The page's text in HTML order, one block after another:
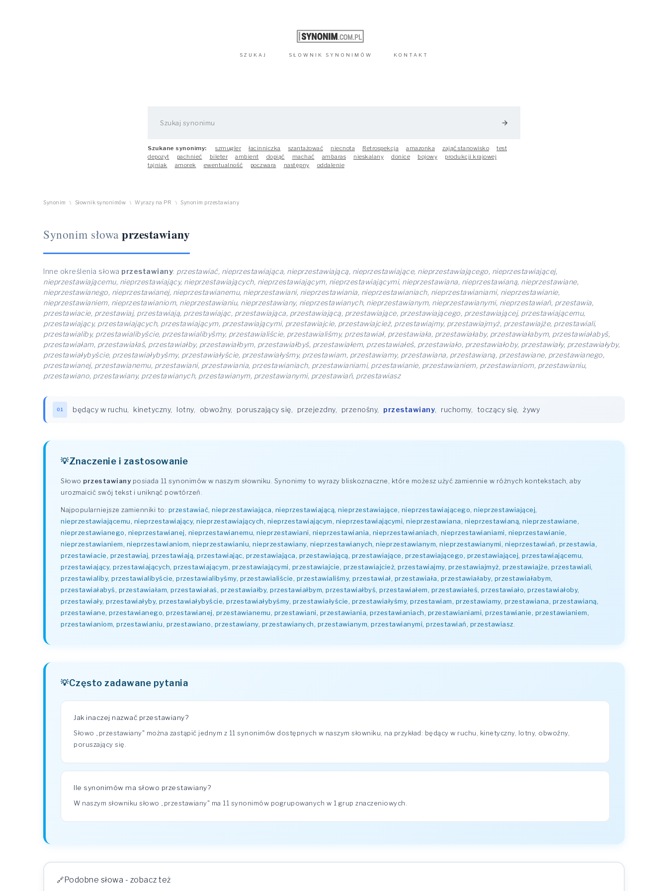
SZUKAJ SŁOWNIK SYNONIMÓW KONTAKT
arrow_forward
Szukane synonimy: szmugler łacinniczka szantażować niecnota Retrospekcja amazonka zająć stanowisko
test
depozyt
pachnieć bileter ambient dopiąć machać ambaras nieskalany donice bojowy
produkcji krajowej
tajniak
amorek ewentualność poczwara następny oddalenie
Synonim \ Słownik synonimów \ Wyrazy na PR \ Synonim przestawiany
Synonim słowa przestawiany
Inne określenia słowa przestawiany: przestawiać, nieprzestawiająca, nieprzestawiającą, nieprzestawiające, nieprzestawiającego, nieprzestawiającej,
nieprzestawiającemu, nieprzestawiający, nieprzestawiających, nieprzestawiającym, nieprzestawiającymi, nieprzestawiana, nieprzestawianą, nieprzestawiane,
nieprzestawianego, nieprzestawianej, nieprzestawianemu, nieprzestawiani, nieprzestawiania, nieprzestawianiach, nieprzestawianiami, nieprzestawianie,
nieprzestawianiem, nieprzestawianiom, nieprzestawianiu, nieprzestawiany, nieprzestawianych, nieprzestawianym, nieprzestawianymi, nieprzestawiań, przestawia,
przestawiacie, przestawiaj, przestawiają, przestawiając, przestawiająca, przestawiającą, przestawiające, przestawiającego, przestawiającej, przestawiającemu,
przestawiający, przestawiających, przestawiającym, przestawiającymi, przestawiajcie, przestawiajcież, przestawiajmy, przestawiajmyż, przestawiajże, przestawiali,
przestawialiby, przestawialibyście, przestawialibyśmy, przestawialiście, przestawialiśmy, przestawiał, przestawiała, przestawiałaby, przestawiałabym, przestawiałabyś,
przestawiałam, przestawiałaś, przestawiałby, przestawiałbym, przestawiałbyś, przestawiałem, przestawiałeś, przestawiało, przestawiałoby, przestawiały, przestawiałyby,
przestawiałybyście, przestawiałybyśmy, przestawiałyście, przestawiałyśmy, przestawiam, przestawiamy, przestawiana, przestawianą, przestawiane, przestawianego,
przestawianej, przestawianemu, przestawiani, przestawiania, przestawianiach, przestawianiami, przestawianie, przestawianiem, przestawianiom, przestawianiu,
przestawiano, przestawiany, przestawianych, przestawianym, przestawianymi, przestawiań, przestawiasz
01 będący w ruchu, kinetyczny, lotny, obwoźny, poruszający się, przejezdny, przenośny, przestawiany, ruchomy, toczący się, żywy
Znaczenie i zastosowanie
Słowo przestawianyposiada 11 synonimów w naszym słowniku. Synonimy to wyrazy bliskoznaczne, które możesz użyć zamiennie w różnych kontekstach, aby
urozmaicić swój tekst i uniknąć powtórzeń.
Najpopularniejsze zamienniki to: przestawiać, nieprzestawiająca, nieprzestawiającą, nieprzestawiające, nieprzestawiającego, nieprzestawiającej,
nieprzestawiającemu, nieprzestawiający, nieprzestawiających, nieprzestawiającym, nieprzestawiającymi, nieprzestawiana, nieprzestawianą, nieprzestawiane,
nieprzestawianego, nieprzestawianej, nieprzestawianemu, nieprzestawiani, nieprzestawiania, nieprzestawianiach, nieprzestawianiami, nieprzestawianie,
nieprzestawianiem, nieprzestawianiom, nieprzestawianiu, nieprzestawiany, nieprzestawianych, nieprzestawianym, nieprzestawianymi, nieprzestawiań, przestawia,
przestawiacie, przestawiaj, przestawiają, przestawiając, przestawiająca, przestawiającą, przestawiające, przestawiającego, przestawiającej, przestawiającemu,
przestawiający, przestawiających, przestawiającym, przestawiającymi, przestawiajcie, przestawiajcież, przestawiajmy, przestawiajmyż, przestawiajże, przestawiali,
przestawialiby, przestawialibyście, przestawialibyśmy, przestawialiście, przestawialiśmy, przestawiał, przestawiała, przestawiałaby, przestawiałabym,
przestawiałabyś, przestawiałam, przestawiałaś, przestawiałby, przestawiałbym, przestawiałbyś, przestawiałem, przestawiałeś, przestawiało, przestawiałoby,
przestawiały, przestawiałyby, przestawiałybyście, przestawiałybyśmy, przestawiałyście, przestawiałyśmy, przestawiam, przestawiamy, przestawiana, przestawianą,
przestawiane, przestawianego, przestawianej, przestawianemu, przestawiani, przestawiania, przestawianiach, przestawianiami, przestawianie, przestawianiem,
przestawianiom, przestawianiu, przestawiano, przestawiany, przestawianych, przestawianym, przestawianymi, przestawiań, przestawiasz
Często zadawane pytania
Jak inaczej nazwać przestawiany?
Słowo „przestawiany" można zastąpić jednym z 11 synonimów dostępnych w naszym słowniku, na przykład: będący w ruchu, kinetyczny, lotny, obwoźny,
poruszający się.
Ile synonimów ma słowo przestawiany?
W naszym słowniku słowo „przestawiany" ma 11 synonimów pogrupowanych w 1 grup znaczeniowych.
Podobne słowa - zobacz też